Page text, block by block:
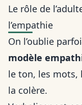
Le rôle de
l’empathie
On l’oublie
modèle
le ton, les mots,
la colère.